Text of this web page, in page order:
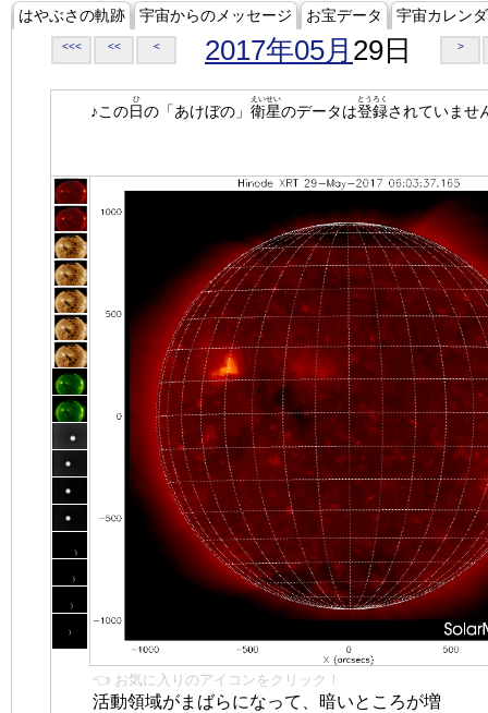
はやぶさの軌跡 宇宙からのメッセージ お宝データ 宇宙カレン
<<< << < 2017年05月 29日 >
♪この日
ひ
の「あけぼの」 衛星
えいせい
のデータは登録
とうろく
されていませ
👈 お気に入りのアイコンをクリック！
活動領域がまばらになって、暗いところが増